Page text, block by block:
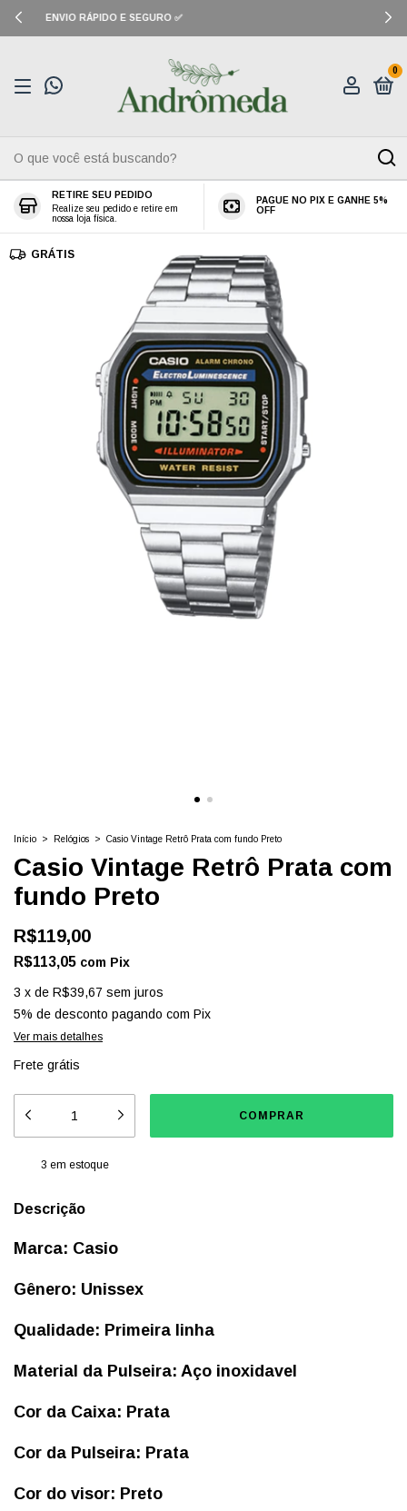
CUPOM: PRIMEIRACOMPRA (10% OFF)
0
RETIRE SEU PEDIDO
Realize seu pedido e retire em
nossa loja física.
PAGUE NO PIX E GANHE 5%
OFF
GRÁTIS
Início > Relógios > Casio Vintage Retrô Prata com fundo Preto
Casio Vintage Retrô Prata com
fundo Preto
R$119,00
R$113,05 com Pix
3 x de R$39,67 sem juros
5% de desconto pagando com Pix
Ver mais detalhes
Frete grátis
3 em estoque
Descrição
Marca: Casio
Gênero: Unissex
Qualidade: Primeira linha
Material da Pulseira: Aço inoxidavel
Cor da Caixa: Prata
Cor da Pulseira: Prata
Cor do visor: Preto